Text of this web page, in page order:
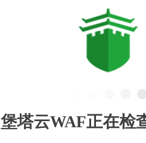
堡塔云WAF正在检